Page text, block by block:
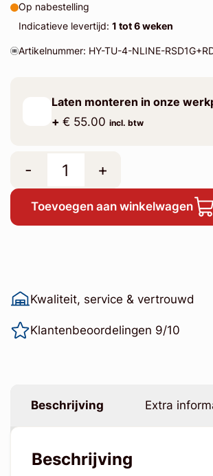
Op nabestelling
Indicatieve levertijd: 1 tot 6 weken
Artikelnummer: HY-TU-4-NLINE-
Laten monteren in onze
+ € 55.00 incl. btw
- +
Toevoegen aan winkelwagen
Kwaliteit, service & vertrouwd
Klantenbeoordelingen 9/10
Beschrijving Extra
Beschrijving